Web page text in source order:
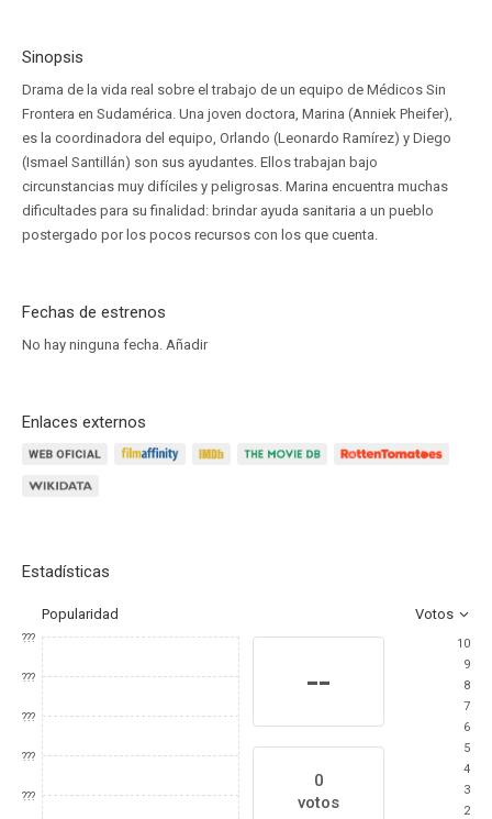
Sinopsis
Drama de la vida real sobre el trabajo de un equipo de Médicos Sin
Frontera en Sudamérica. Una joven doctora, Marina (Anniek Pheifer),
es la coordinadora del equipo, Orlando (Leonardo Ramírez) y Diego
(Ismael Santillán) son sus ayudantes. Ellos trabajan bajo
circunstancias muy difíciles y peligrosas. Marina encuentra muchas
dificultades para su finalidad: brindar ayuda sanitaria a un pueblo
postergado por los pocos recursos con los que cuenta.
Fechas de estrenos
No hay ninguna fecha. Añadir
Enlaces externos
Estadísticas
Popularidad Votos
???
???
???
???
???
--
0
votos
10
9
8
7
6
5
4
3
2